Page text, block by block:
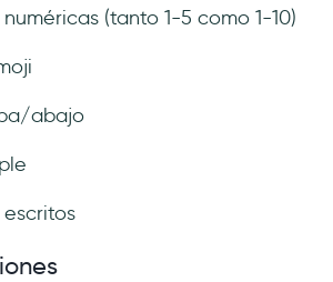
(tanto 1-5 como 1-10)
abajo